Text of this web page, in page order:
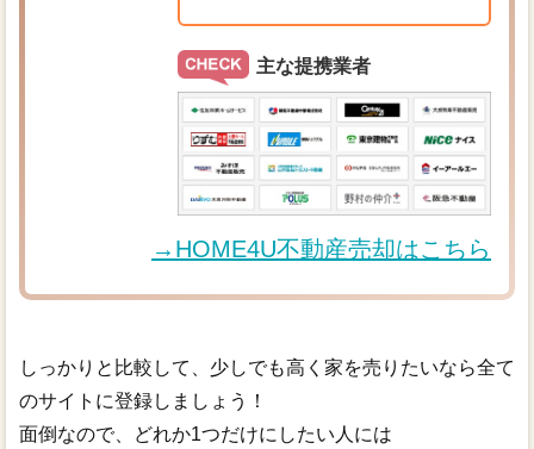
主な提携業者
→HOME4U不動産売却はこちら
しっかりと比較して、少しでも高く家を売りたいなら全て
のサイトに登録しましょう！
面倒なので、どれか1つだけにしたい人には